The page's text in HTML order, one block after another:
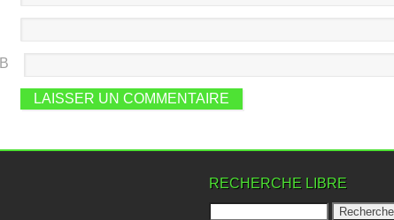
RECHERCHE LIBRE